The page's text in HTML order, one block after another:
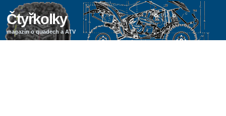
Čtyřkolky
magazín o quadech a ATV